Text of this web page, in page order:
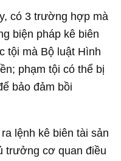
có 3 trường hợp mà
biện pháp kê biên
tội mà Bộ luật Hình
phạm tội có thể bị
bảo đảm bồi
lệnh kê biên tài sản
trưởng cơ quan điều